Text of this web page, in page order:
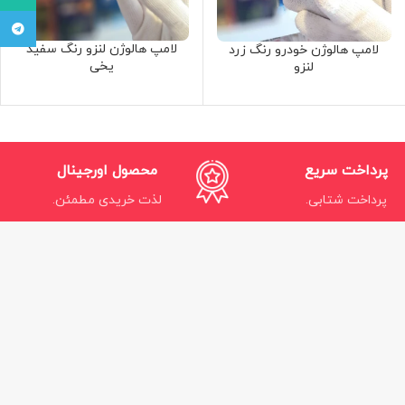
لامپ هالوژن خودرو رنگ زرد
لنزو
لامپ هالوژن لنزو رنگ سفید
یخی
پرداخت سریع
پرداخت شتابی.
محصول اورجینال
لذت خریدی مطمئن.
تلگرام